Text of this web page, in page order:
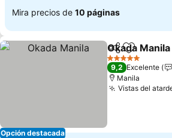
Mira precios de 10 páginas
Opción destacada
Compartir
Agregar
Okada Manila
5 Estrellas
9,2 Excelente
Manila
Vistas del